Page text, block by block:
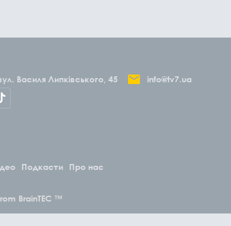
Василя Липківського, 45 info@tv7.ua
Подкасти Про нас
BrainTEC ™